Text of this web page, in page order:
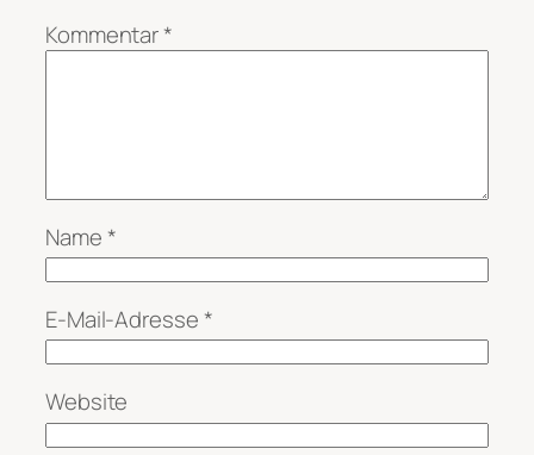
Kommentar*
Name*
E-Mail-Adresse*
Website